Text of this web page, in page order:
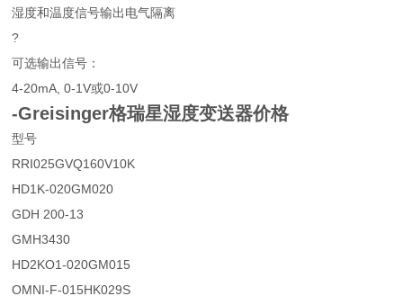
湿度和温度信号输出电气隔离
?
可选输出信号：
4-20mA, 0-1V或0-10V
-Greisinger格瑞星湿度变送器价格
型号
RRI025GVQ160V10K
HD1K-020GM020
GDH 200-13
GMH3430
HD2KO1-020GM015
OMNI-F-015HK029S